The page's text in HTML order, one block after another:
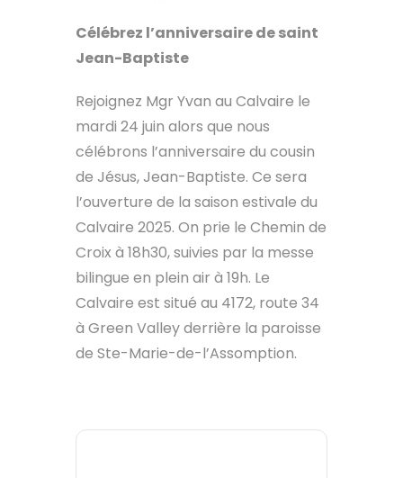
Célébrez l’anniversaire de saint
Jean-Baptiste
Rejoignez Mgr Yvan au Calvaire le
mardi 24 juin alors que nous
célébrons l’anniversaire du cousin
de Jésus, Jean-Baptiste. Ce sera
l’ouverture de la saison estivale du
Calvaire 2025. On prie le Chemin de
Croix à 18h30, suivies par la messe
bilingue en plein air à 19h. Le
Calvaire est situé au 4172, route 34
à Green Valley derrière la paroisse
de Ste-Marie-de-l’Assomption.